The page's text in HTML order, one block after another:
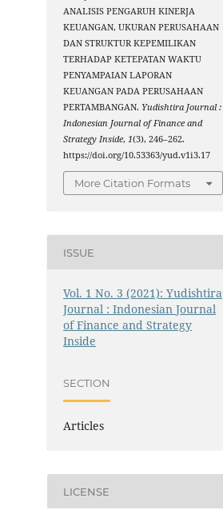
ANALISIS PENGARUH KINERJA
KEUANGAN, UKURAN PERUSAHAAN
DAN STRUKTUR KEPEMILIKAN
TERHADAP KETEPATAN WAKTU
PENYAMPAIAN LAPORAN
KEUANGAN PADA PERUSAHAAN
PERTAMBANGAN. Yudishtira Journal :
Indonesian Journal of Finance and
Strategy Inside, 1(3), 246–262.
https://doi.org/10.53363/yud.v1i3.17
More Citation Formats
ISSUE
Vol. 1 No. 3 (2021): Yudishtira
Journal : Indonesian Journal
of Finance and Strategy
Inside
SECTION
Articles
LICENSE